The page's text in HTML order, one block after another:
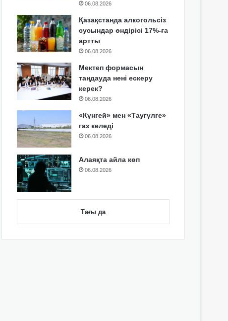
06.08.2026
Қазақстанда алкогольсіз
сусындар өндірісі 17%-ға
артты
06.08.2026
Мектеп формасын
таңдауда нені ескеру
керек?
06.08.2026
«Күнгей» мен «Таугүлге»
газ келеді
06.08.2026
Алаяқта айла көп
06.08.2026
Тағы да